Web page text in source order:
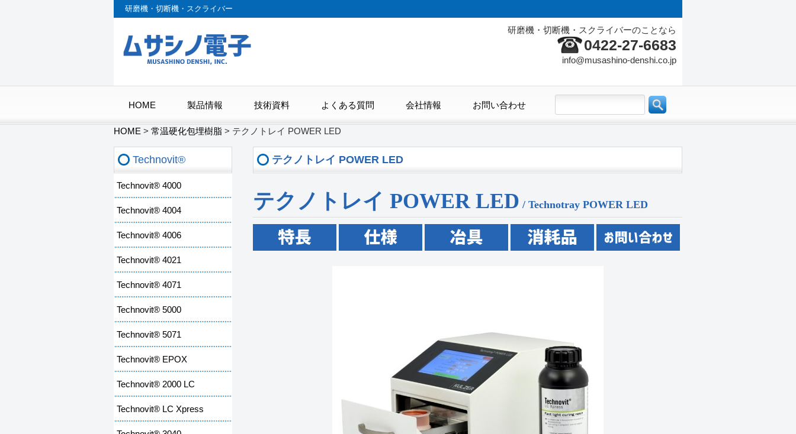
研磨機・切断機・スクライバー
研磨機・切断機・スクライバーのことなら
0422-27-6683
info@musashino-denshi.co.jp
HOME 製品情報 技術資料 よくある質問 会社情報 お問い合わせ
HOME > 常温硬化包埋樹脂 > テクノトレイ POWER LED
テクノトレイ POWER LED
テクノトレイ POWER LED / Technotray POWER LED
Technovit®
Technovit® 4000
Technovit® 4004
Technovit® 4006
Technovit® 4021
Technovit® 4071
Technovit® 5000
Technovit® 5071
Technovit® EPOX
Technovit® 2000 LC
Technovit® LC Xpress